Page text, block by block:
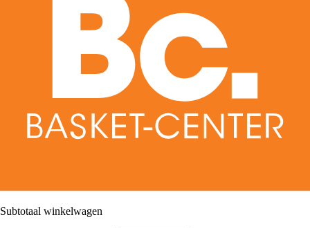
Subtotaal winkelwagen